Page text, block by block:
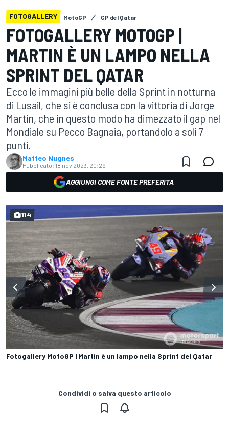
FOTOGALLERY MotoGP GP del Qatar
FOTOGALLERY MOTOGP |
MARTIN È UN LAMPO NELLA
SPRINT DEL QATAR
Ecco le immagini più belle della Sprint in notturna
di Lusail, che si è conclusa con la vittoria di Jorge
Martin, che in questo modo ha dimezzato il gap nel
Mondiale su Pecco Bagnaia, portandolo a soli 7
punti.
Matteo Nugnes
Pubblicato: 18 nov 2023, 20:29
AGGIUNGI COME FONTE PREFERITA
Fotogallery MotoGP | Martin è un lampo nella Sprint del Qatar
114
Condividi o salva questo articolo